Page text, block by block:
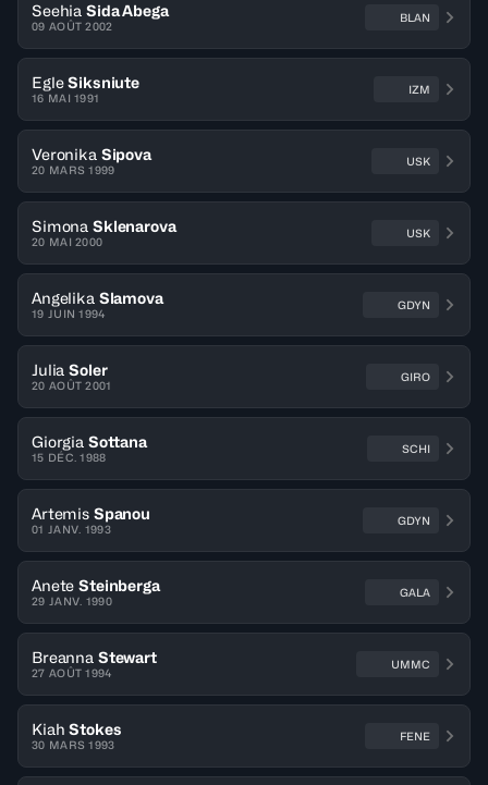
Seehia Sida Abega
09 AOÛT 2002
BLAN
Egle Siksniute
16 MAI 1991
IZM
Veronika Sipova
20 MARS 1999
USK
Simona Sklenarova
20 MAI 2000
USK
Angelika Slamova
19 JUIN 1994
GDYN
Julia Soler
20 AOÛT 2001
GIRO
Giorgia Sottana
15 DÉC. 1988
SCHI
Artemis Spanou
01 JANV. 1993
GDYN
Anete Steinberga
29 JANV. 1990
GALA
Breanna Stewart
27 AOÛT 1994
UMMC
Kiah Stokes
30 MARS 1993
FENE